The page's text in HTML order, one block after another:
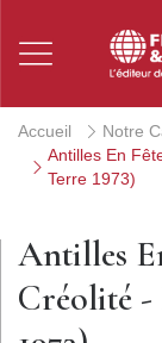
Accueil Notre
Antilles En
Terre 1973)
Antilles
Créolité -